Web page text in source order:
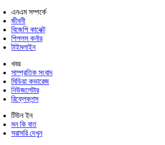
এনএম সম্পর্কে
জীবনী
বিজেপি কানেক্ট
পিপলস কর্নার
টাইমলাইন
খবর
সাম্প্রতিক সংবাদ
মিডিয়া কভারেজ
নিউজলেটার
রিফ্লেকশন্স
টিউন ইন
মন কি বাত
সরাসরি দেখুন